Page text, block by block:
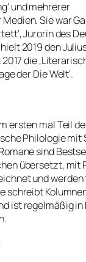
und mehrerer
Sie war
Jurorin des
2019 den
die
der Die Welt‘.
ersten mal Teil
Philologie mit
sind
übersetzt, mit
und werden
schreibt
ist regelmäßig in